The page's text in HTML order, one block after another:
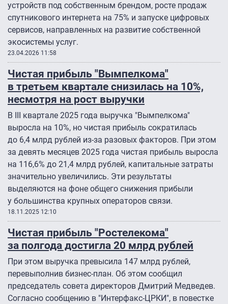
устройств под собственным брендом, росте продаж
спутникового интернета на 75% и запуске цифровых
сервисов, направленных на развитие собственной
экосистемы услуг.
23.04.2026 11:58
Чистая прибыль "Вымпелкома"
в третьем квартале снизилась на 10%,
несмотря на рост выручки
В III квартале 2025 года выручка "Вымпелкома"
выросла на 10%, но чистая прибыль сократилась
до 6,4 млрд рублей из-за разовых факторов. При этом
за девять месяцев 2025 года чистая прибыль выросла
на 116,6% до 21,4 млрд рублей, капитальные затраты
значительно увеличились. Эти результаты
выделяются на фоне общего снижения прибыли
у большинства крупных операторов связи.
18.11.2025 12:10
Чистая прибыль "Ростелекома"
за полгода достигла 20 млрд рублей
При этом выручка превысила 147 млрд рублей,
перевыполнив бизнес-план. Об этом сообщил
председатель совета директоров Дмитрий Медведев.
Согласно сообщению в "Интерфакс-ЦРКИ", в повестке